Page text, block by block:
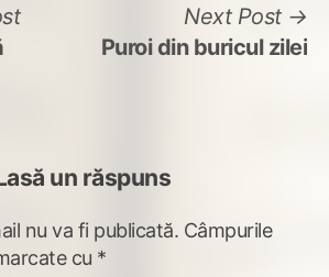
Previous
Next Post
Puroi din buricul zilei
un răspuns
nu va fi publicată. Câmpurile
cu *